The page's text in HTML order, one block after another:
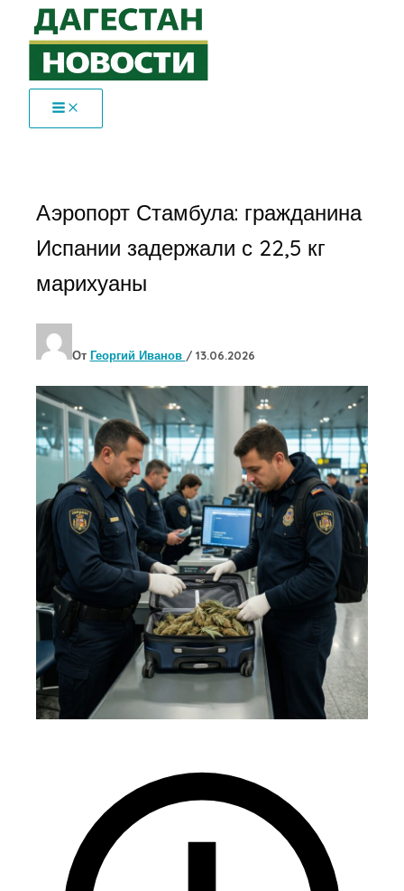
Перейти
содержимому
Аэропорт Стамбула: гражданина
Испании задержали с 22,5 кг
марихуаны
От Георгий Иванов / 13.06.2026